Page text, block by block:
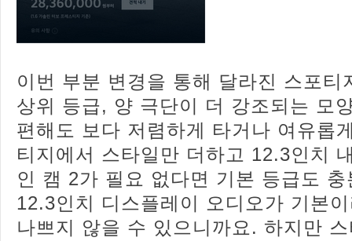
이번 부분 변경을 통해 달라진 스포티
상위 등급, 양 극단이 더 강조되는 모
편해도 보다 저렴하게 타거나 여유롭
티지에서 스타일만 더하고 12.3인치
인 캠 2가 필요 없다면 기본 등급도
12.3인치 디스플레이 오디오가 기본
나쁘지 않을 수 있으니까요. 하지만